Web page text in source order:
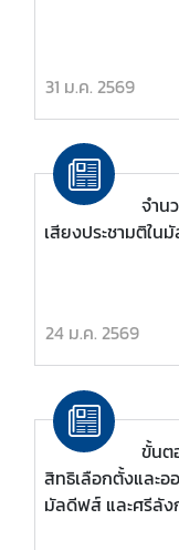
เ
ที่
ย
ว
จ
ก
ร
ท
ร
31 ม.ค. 2569
จำน
เสียงประชามติใน
24 ม.ค. 2569
ขั้นต
สิทธิเลือกตั้งและอ
มัลดีฟส์ และศรีลัง